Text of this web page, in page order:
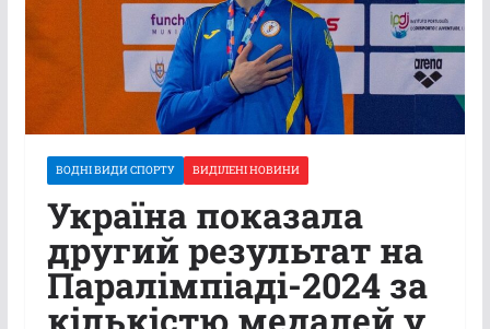
ВОДНІ ВИДИ СПОРТУ ВИДІЛЕНІ НОВИНИ
Україна показала
другий результат на
Паралімпіаді-2024 за